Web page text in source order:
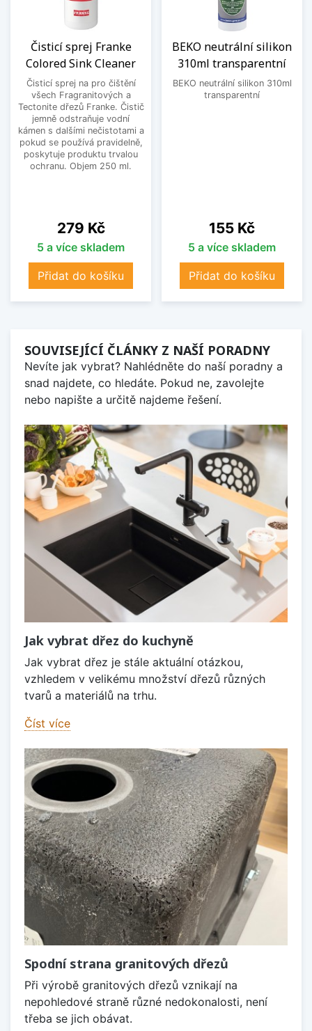
Čisticí sprej Franke
Colored Sink Cleaner
Čisticí sprej na pro čištění
všech Fragranitových a
Tectonite dřezů Franke. Čistič
jemně odstraňuje vodní
kámen s dalšími nečistotami a
pokud se používá pravidelně,
poskytuje produktu trvalou
ochranu. Objem 250 ml.
Cena
279 Kč
5 a více skladem
Přidat do košíku
BEKO neutrální silikon
310ml transparentní
BEKO neutrální silikon 310ml
transparentní
Cena
155 Kč
5 a více skladem
Přidat do košíku
SOUVISEJÍCÍ ČLÁNKY Z NAŠÍ PORADNY
Nevíte jak vybrat? Nahlédněte do naší poradny a
snad najdete, co hledáte. Pokud ne, zavolejte
nebo napište a určitě najdeme řešení.
Jak vybrat dřez do kuchyně
Jak vybrat dřez je stále aktuální otázkou,
vzhledem v velikému množství dřezů různých
tvarů a materiálů na trhu.
Číst více
Spodní strana granitových dřezů
Při výrobě granitových dřezů vznikají na
nepohledové straně různé nedokonalosti, není
třeba se jich obávat.